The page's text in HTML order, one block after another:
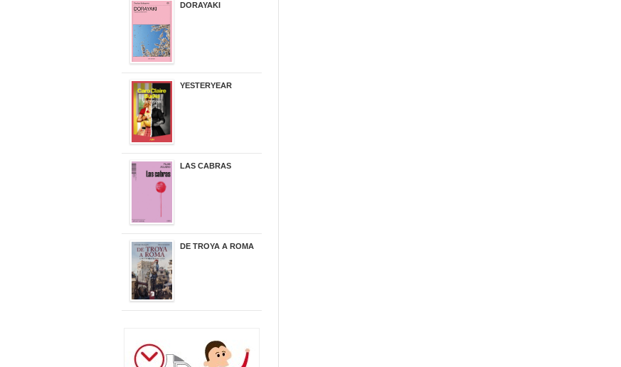
DORAYAKI
YESTERYEAR
LAS CABRAS
DE TROYA A ROMA